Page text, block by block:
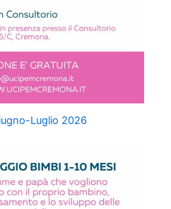
Luglio 2026